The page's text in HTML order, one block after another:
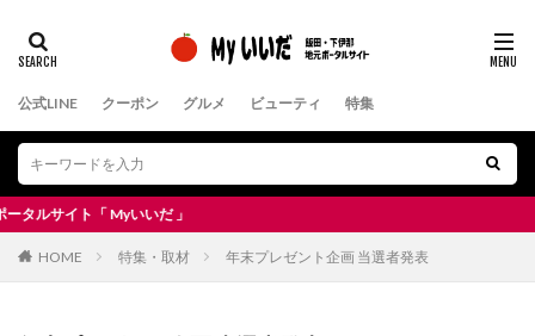
公式LINE クーポン グルメ ビューティ 特集
いだ 」
HOME 特集・取材 年末プレゼント企画 当選者発表